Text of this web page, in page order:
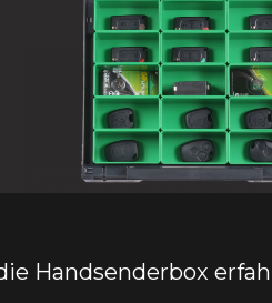
Handsenderbox